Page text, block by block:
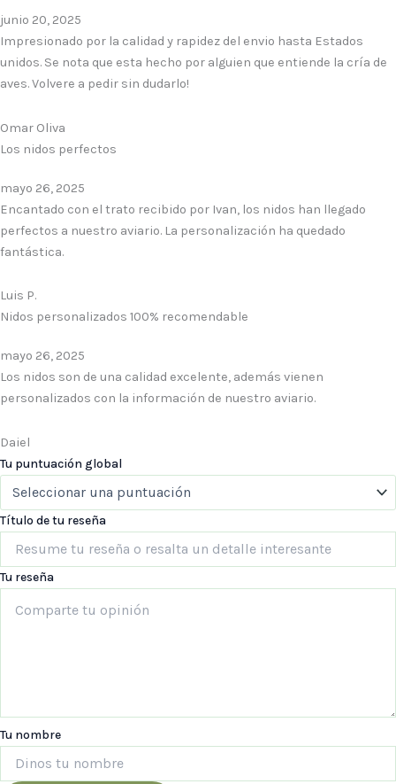
junio 20, 2025
Impresionado por la calidad y rapidez del envio hasta Estados
unidos. Se nota que esta hecho por alguien que entiende la cría de
aves. Volvere a pedir sin dudarlo!
Omar Oliva
Los nidos perfectos
mayo 26, 2025
Encantado con el trato recibido por Ivan, los nidos han llegado
perfectos a nuestro aviario. La personalización ha quedado
fantástica.
Luis P.
Nidos personalizados 100% recomendable
mayo 26, 2025
Los nidos son de una calidad excelente, además vienen
personalizados con la información de nuestro aviario.
Daiel
Tu puntuación global
Título de tu reseña
Tu reseña
Tu nombre